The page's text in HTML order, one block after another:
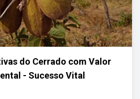
do Cerrado com Valor
- Sucesso Vital